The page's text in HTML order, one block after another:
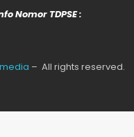
Nomor TDPSE :
– All rights reserved.